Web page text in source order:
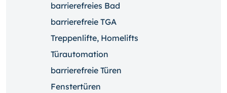
barrierefreies Bad
barrierefreie TGA
Treppenlifte, Homelifts
Türautomation
barrierefreie Türen
Fenstertüren